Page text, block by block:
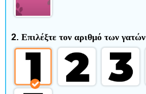
ί
τ
κ
2. Επιλέξτε τον αριθμό των γατών